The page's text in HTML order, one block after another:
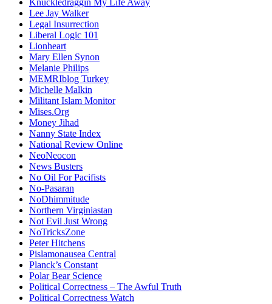
Lee Jay Walker
Legal Insurrection
Liberal Logic 101
Lionheart
Mary Ellen Synon
Melanie Philips
MEMRIblog Turkey
Michelle Malkin
Militant Islam Monitor
Mises.Org
Money Jihad
Nanny State Index
National Review Online
NeoNeocon
News Busters
No Oil For Pacifists
No-Pasaran
NoDhimmitude
Northern Virginiastan
Not Evil Just Wrong
NoTricksZone
Peter Hitchens
Pislamonausea Central
Planck’s Constant
Polar Bear Science
Political Correctness – The Awful Truth
Political Correctness Watch